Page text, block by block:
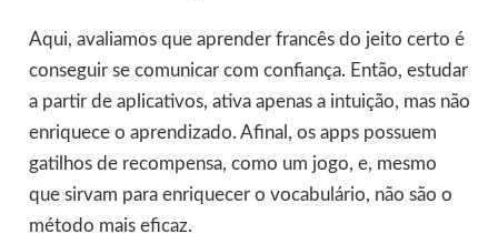
Aqui, avaliamos que aprender francês do jeito certo é
conseguir se comunicar com confiança. Então, estudar
a partir de aplicativos, ativa apenas a intuição, mas não
enriquece o aprendizado. Afinal, os apps possuem
gatilhos de recompensa, como um jogo, e, mesmo
que sirvam para enriquecer o vocabulário, não são o
método mais eficaz.